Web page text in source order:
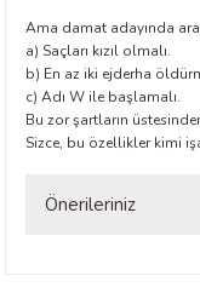
Ama damat adayında
a) Saçları kızıl olmalı.
b) En az iki ejderha
c) Adı W ile başlamalı.
Bu zor şartların
Sizce, bu özellikler kimi
Önerileriniz